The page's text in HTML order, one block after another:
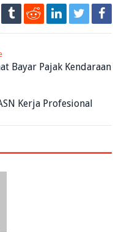
Bayar Pajak Kendaraan
Kerja Profesional